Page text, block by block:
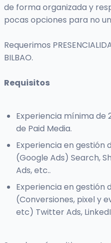
de forma organizada y
pocas opciones para no
Requerimos
BILBAO.
Requisitos
Experiencia mínima de
de Paid Media.
Experiencia en gestión
(Google Ads) Search,
Ads, etc..
Experiencia en gestión
(Conversiones, pixel y
etc) Twitter Ads,